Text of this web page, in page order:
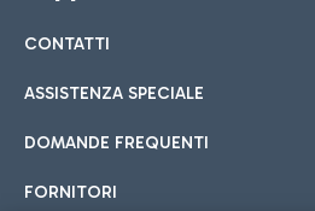
Cucina Internazionale
Hotel in aeroporto
Scegli l'alloggio più adatto e
Car sharing
Con il Car Sharing è ancora più
CONTATTI
ASSISTENZA SPECIALE
DOMANDE FREQUENTI
FORNITORI